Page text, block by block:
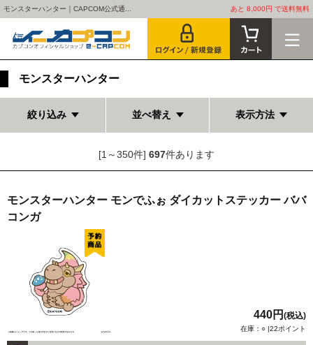
モンスターハンター｜CAPCOM公式通... あと 8,000円 で送料無料
モンスターハンター
絞り込み 並べ替え 表示方法
[1～350件] 697件あります
モンスターハンター モンでふぉ ダイカットステッカー ババ
コンガ
440円 (税込)
在庫：○ |22ポイント